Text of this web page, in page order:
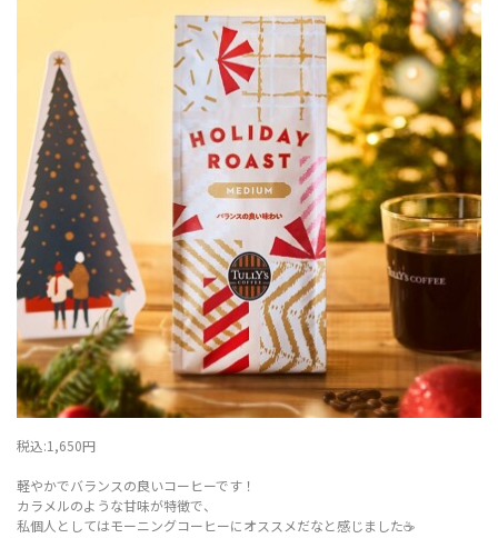
税込:1,650円
軽やかでバランスの良いコーヒーです！
カラメルのような甘味が特徴で、
私個人としてはモーニングコーヒーにオススメだなと感じました☕️